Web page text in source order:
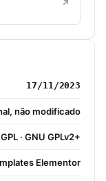
17/11/2023
não modificado
GPL · GNU GPLv2+
Elementor